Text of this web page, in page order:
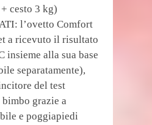
cesto 3 kg)
l’ovetto Comfort
a ricevuto il risultato
insieme alla sua base
separatamente),
del test
grazie a
e poggiapiedi